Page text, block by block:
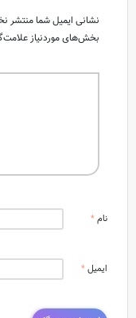
نشانی ایمیل شما منتشر
بخش‌های موردنیاز
نام*
ایمیل*